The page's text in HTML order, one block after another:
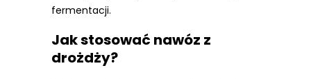
fermentacji.
Jak stosować nawóz z
drożdży?